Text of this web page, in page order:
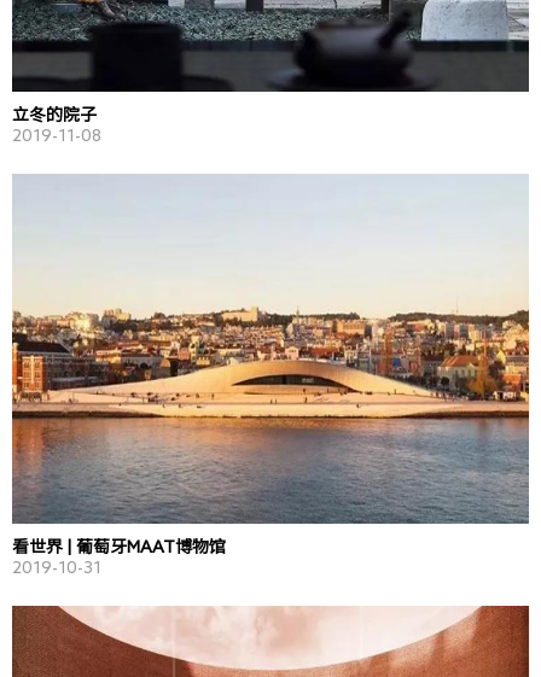
立冬的院子
2019-11-08
看世界 | 葡萄牙MAAT博物馆
2019-10-31